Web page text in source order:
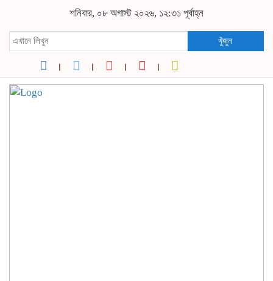
শনিবার, ০৮ অগাস্ট ২০২৬, ১২:৩১ পূর্বাহ্ন
খুঁজুন